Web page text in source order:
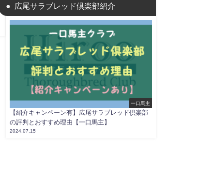
広尾サラブレッド倶楽部紹介
一口馬主
【紹介キャンペーン有】広尾サラブレッド倶楽部
の評判とおすすめ理由【一口馬主】
2024.07.15